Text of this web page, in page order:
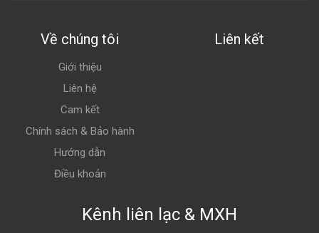
Về chúng tôi
Giới thiệu
Liên hệ
Cam kết
Chính sách & Bảo hành
Hướng dẫn
Điều khoản
Liên kết
Kênh liên lạc & MXH